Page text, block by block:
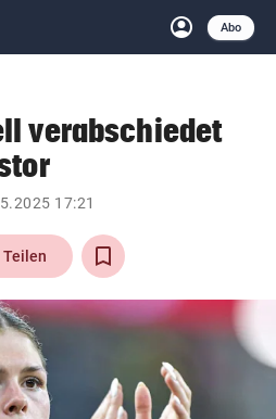
account_circle
Anmelden
Abo
close Schließen
arrow_right
verabschiedet
17:21
Teilen